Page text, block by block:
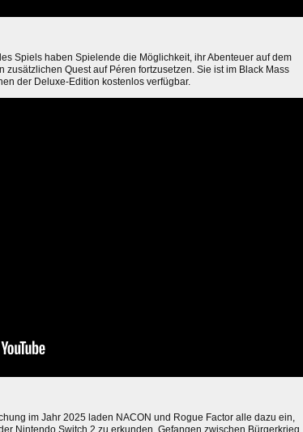
Spiels haben Spielende die Möglichkeit, ihr Abenteuer auf dem
zusätzlichen Quest auf Péren fortzusetzen. Sie ist im Black Mass
der Deluxe-Edition kostenlos verfügbar.
im Jahr 2025 laden NACON und Rogue Factor alle dazu ein,
Nintendo Switch 2 zu erkunden. Gefangen zwischen Bürgerkrieg